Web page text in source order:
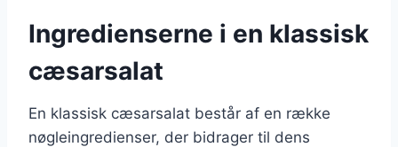
Ingredienserne i en klassisk
cæsarsalat
En klassisk cæsarsalat består af en række
nøgleingredienser, der bidrager til dens